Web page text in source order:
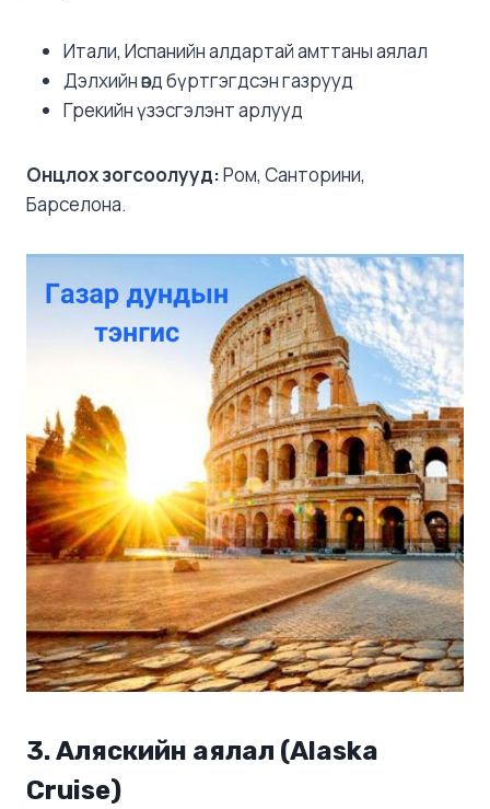
Итали, Испанийн алдартай амттаны аялал
Дэлхийн өвд бүртгэгдсэн газрууд
Грекийн үзэсгэлэнт арлууд
Онцлох зогсоолууд:Ром, Санторини,
Барселона.
3.Аляскийн аялал (Alaska
Cruise)